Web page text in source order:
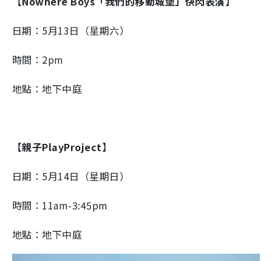
日期：5月13日（星期六）
時間：2pm
地點：地下中庭
【親子PlayProject】
日期：5月14日（星期日）
時間：11am-3:45pm
地點：地下中庭